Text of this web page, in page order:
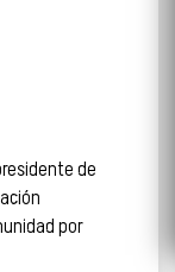
de
por